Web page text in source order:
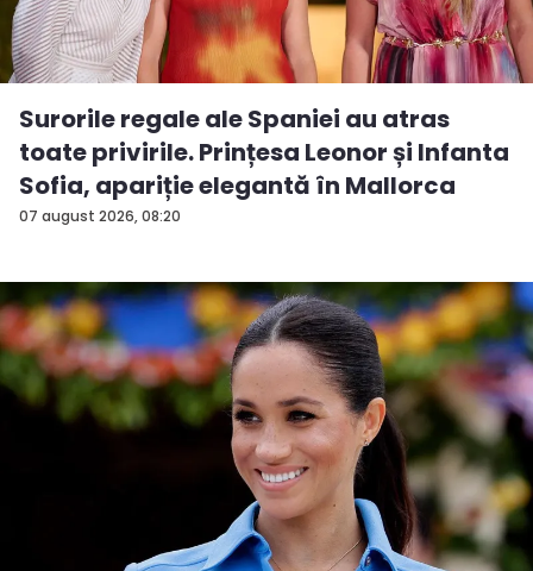
07 august 2026, 08:20
Surorile regale ale Spaniei au atras
toate privirile. Prințesa Leonor și Infanta
Sofia, apariție elegantă în Mallorca